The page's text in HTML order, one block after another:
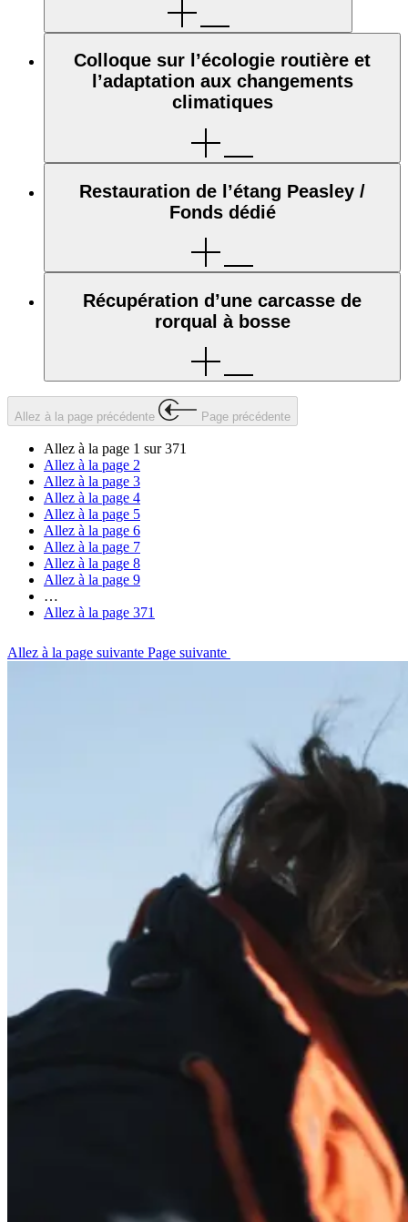
Colloque sur l’écologie routière et
l’adaptation aux changements
climatiques
Restauration de l’étang Peasley /
Fonds dédié
Récupération d’une carcasse de
rorqual à bosse
Allez à la page précédente Page précédente
Allez à la page 1 sur 371
Allez à la page 2
Allez à la page 3
Allez à la page 4
Allez à la page 5
Allez à la page 6
Allez à la page 7
Allez à la page 8
Allez à la page 9
…
Allez à la page 371
Allez à la page suivante Page suivante